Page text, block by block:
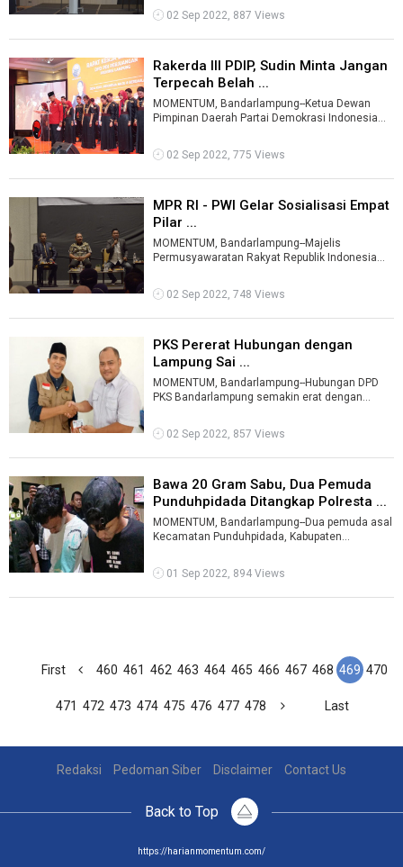
02 Sep 2022, 887 Views
Rakerda III PDIP, Sudin Minta Jangan
Terpecah Belah ...
MOMENTUM, Bandarlampung--Ketua Dewan
Pimpinan Daerah Partai Demokrasi Indonesia
...
02 Sep 2022, 775 Views
MPR RI - PWI Gelar Sosialisasi Empat
Pilar ...
MOMENTUM, Bandarlampung--Majelis
Permusyawaratan Rakyat Republik Indonesia
Indonesia (PWI ...
02 Sep 2022, 748 Views
PKS Pererat Hubungan dengan
Lampung Sai ...
MOMENTUM, Bandarlampung--Hubungan DPD
PKS Bandarlampung semakin erat dengan
kota Tap ...
02 Sep 2022, 857 Views
Bawa 20 Gram Sabu, Dua Pemuda
Punduhpidada Ditangkap Polresta ...
MOMENTUM, Bandarlampung--Dua pemuda asal
Kecamatan Punduhpidada, Kabupaten
Polresta Ban ...
01 Sep 2022, 894 Views
First 460 461 462 463 464 465 466 467 468 469 470
471 472 473 474 475 476 477 478 Last
Redaksi Pedoman Siber Disclaimer Contact Us
Back to Top
https://harianmomentum.com/